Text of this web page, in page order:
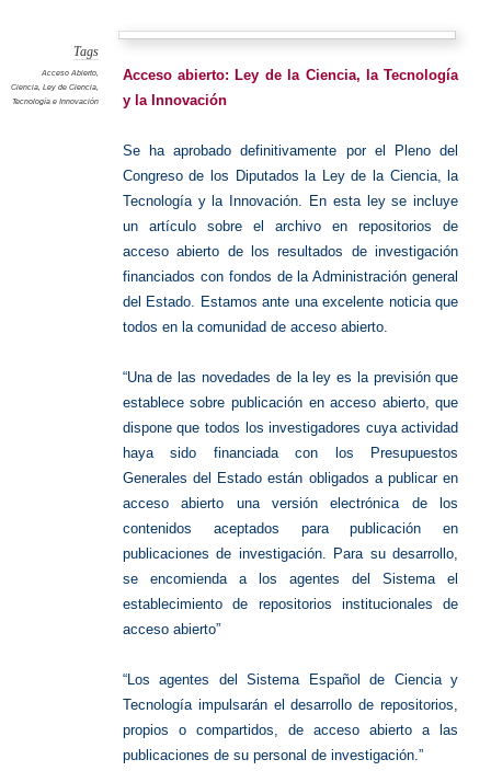
Tags
Acceso Abierto,
Ciencia, Ley de Ciencia,
Tecnología e Innovación
Acceso abierto: Ley de la Ciencia, la Tecnología
y la Innovación
Se ha aprobado definitivamente por el Pleno del
Congreso de los Diputados la Ley de la Ciencia, la
Tecnología y la Innovación. En esta ley se incluye
un artículo sobre el archivo en repositorios de
acceso abierto de los resultados de investigación
financiados con fondos de la Administración general
del Estado. Estamos ante una excelente noticia que
todos en la comunidad de acceso abierto.
“Una de las novedades de la ley es la previsión que
establece sobre publicación en acceso abierto, que
dispone que todos los investigadores cuya actividad
haya sido financiada con los Presupuestos
Generales del Estado están obligados a publicar en
acceso abierto una versión electrónica de los
contenidos aceptados para publicación en
publicaciones de investigación. Para su desarrollo,
se encomienda a los agentes del Sistema el
establecimiento de repositorios institucionales de
acceso abierto”
“Los agentes del Sistema Español de Ciencia y
Tecnología impulsarán el desarrollo de repositorios,
propios o compartidos, de acceso abierto a las
publicaciones de su personal de investigación.”